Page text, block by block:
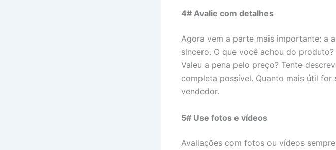
4# Avalie com detalhes
Agora vem a parte mais importante: a
sincero. O que você achou do
Valeu a pena pelo preço? Tente
completa possível. Quanto mais útil for
vendedor.
5# Use fotos e vídeos
Avaliações com fotos ou vídeos